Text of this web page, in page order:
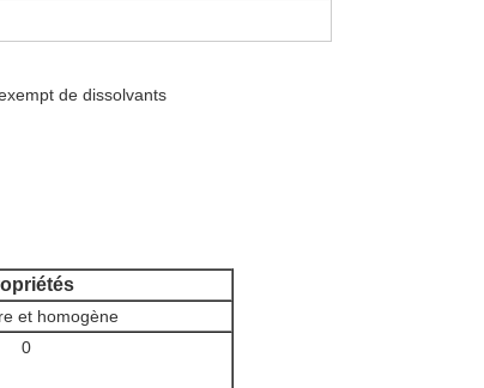
de dissolvants
et homogène
0